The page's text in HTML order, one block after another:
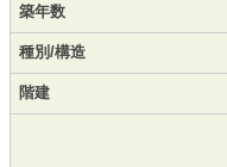
築年数
種別/構造
階建